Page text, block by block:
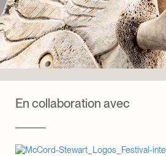
En collaboration avec